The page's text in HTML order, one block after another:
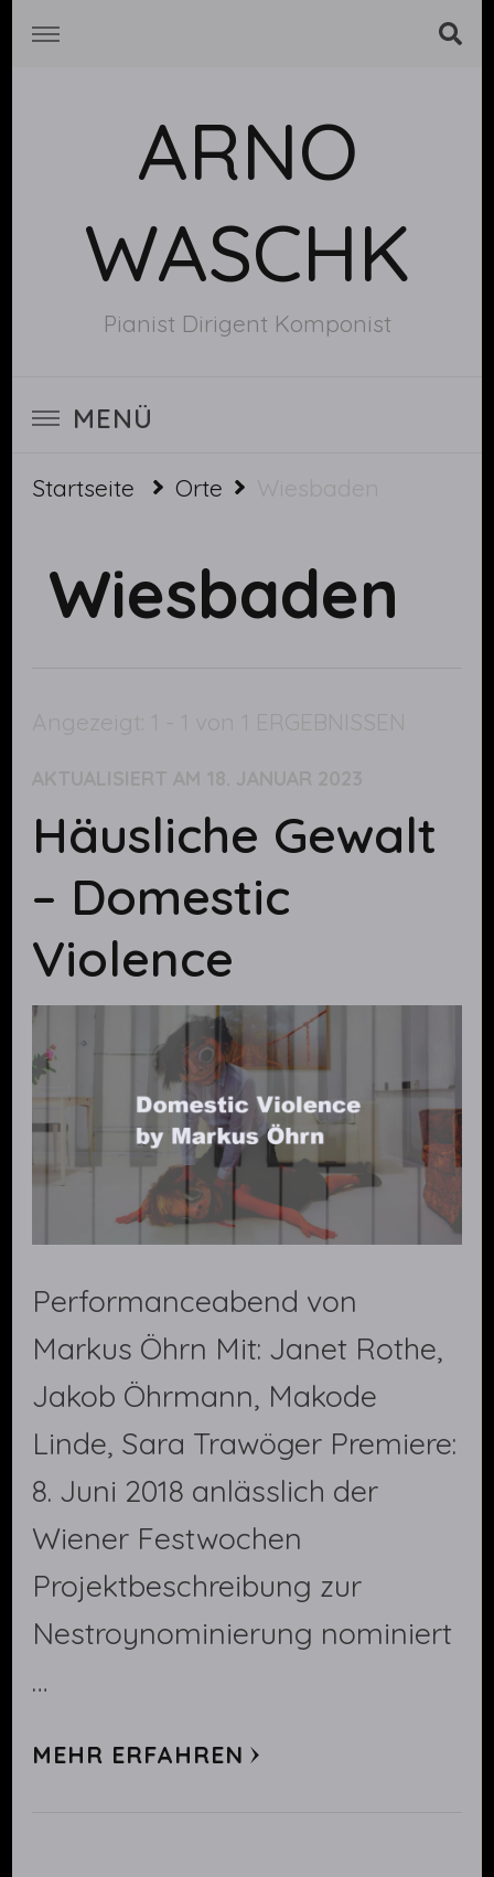
ARNO
WASCHK
Pianist Dirigent Komponist
MENÜ
Startseite Orte Wiesbaden
Wiesbaden
Angezeigt: 1 - 1 von 1 ERGEBNISSEN
AKTUALISIERT AM 18. JANUAR 2023
Häusliche Gewalt
– Domestic
Violence
Performanceabend von
Markus Öhrn Mit: Janet Rothe,
Jakob Öhrmann, Makode
Linde, Sara Trawöger Premiere:
8. Juni 2018 anlässlich der
Wiener Festwochen
Projektbeschreibung zur
Nestroynominierung nominiert
…
MEHR ERFAHREN